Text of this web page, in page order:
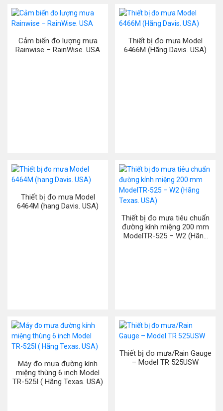
Cảm biến đo lượng mưa
Rainwise – RainWise. USA
Thiết bị đo mưa Model
6466M (Hãng Davis. USA)
Thiết bị đo mưa Model
6464M (hang Davis. USA)
Thiết bị đo mưa tiêu chuẩn
đường kính miệng 200 mm
ModelTR-525 – W2 (Hãng
Máy đo mưa đường kính
miệng thùng 6 inch Model
TR-525I ( Hãng Texas. USA)
Thiết bị đo mưa/Rain Gauge
– Model TR 525USW